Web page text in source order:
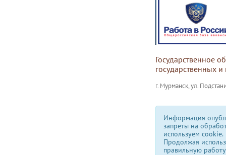
Государственное
государственных
г. Мурманск, ул.
Информация
запреты на
используем сookie.
Продолжая
правильную